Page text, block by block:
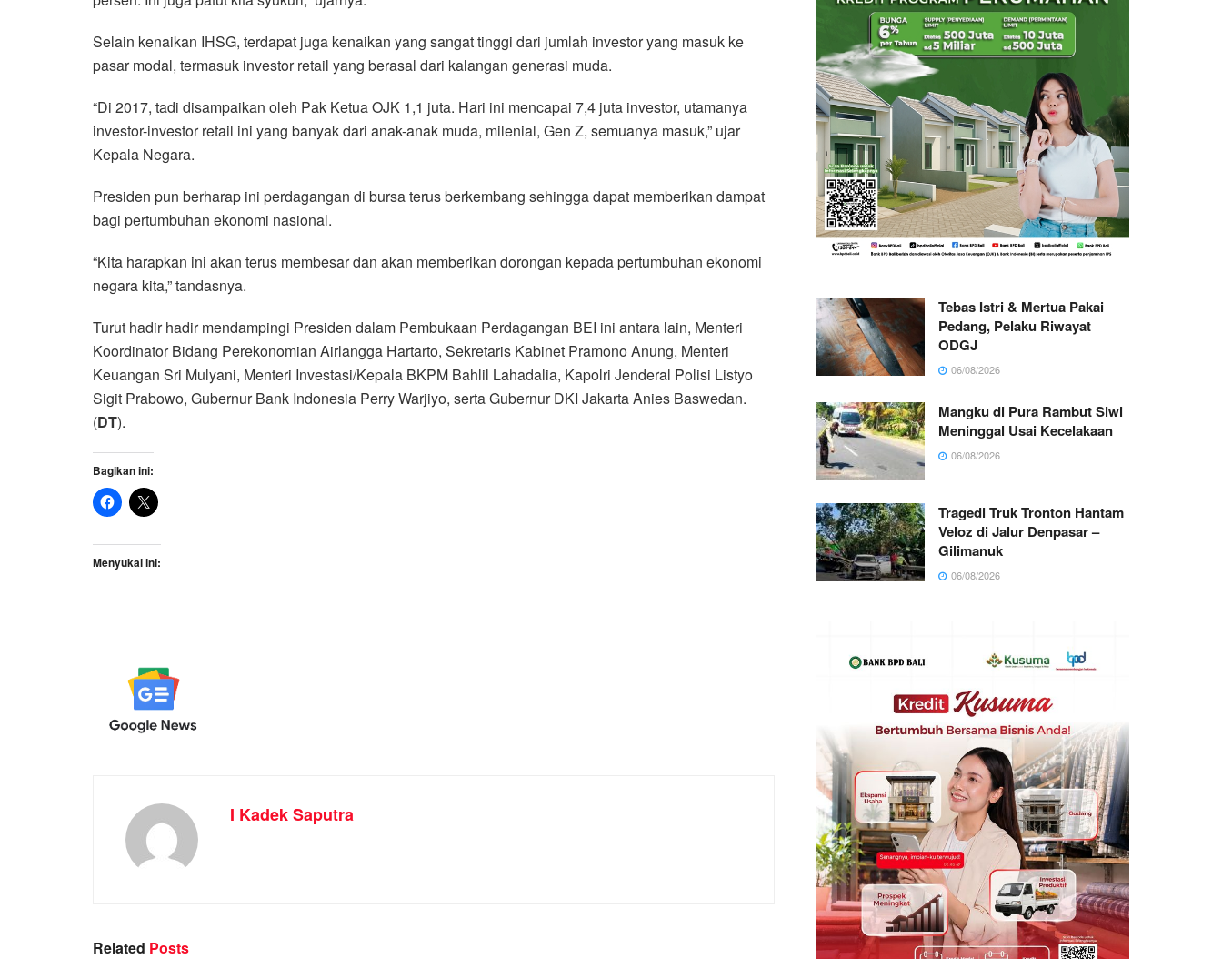
Selain kenaikan IHSG, terdapat juga kenaikan yang sangat tinggi dari jumlah investor yang masuk ke
pasar modal, termasuk investor retail yang berasal dari kalangan generasi muda.
“Di 2017, tadi disampaikan oleh Pak Ketua OJK 1,1 juta. Hari ini mencapai 7,4 juta investor, utamanya
investor-investor retail ini yang banyak dari anak-anak muda, milenial, Gen Z, semuanya masuk,” ujar
Kepala Negara.
Presiden pun berharap ini perdagangan di bursa terus berkembang sehingga dapat memberikan dampat
bagi pertumbuhan ekonomi nasional.
“Kita harapkan ini akan terus membesar dan akan memberikan dorongan kepada pertumbuhan ekonomi
negara kita,” tandasnya.
Turut hadir hadir mendampingi Presiden dalam Pembukaan Perdagangan BEI ini antara lain, Menteri
Koordinator Bidang Perekonomian Airlangga Hartarto, Sekretaris Kabinet Pramono Anung, Menteri
Keuangan Sri Mulyani, Menteri Investasi/Kepala BKPM Bahlil Lahadalia, Kapolri Jenderal Polisi Listyo
Sigit Prabowo, Gubernur Bank Indonesia Perry Warjiyo, serta Gubernur DKI Jakarta Anies Baswedan.
(DT).
Bagikan ini:
Menyukai ini:
I Kadek Saputra
Related Posts
Tebas Istri & Mertua Pakai
Pedang, Pelaku Riwayat
ODGJ
06/08/2026
Mangku di Pura Rambut Siwi
Meninggal Usai Kecelakaan
06/08/2026
Tragedi Truk Tronton Hantam
Veloz di Jalur Denpasar –
Gilimanuk
06/08/2026